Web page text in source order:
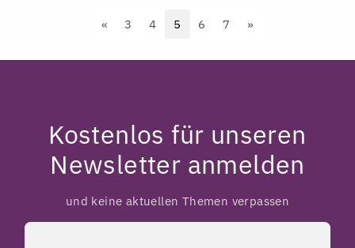
«Previous
3 4 5 6 7 »
Kostenlos für unseren
Newsletter anmelden
und keine aktuellen Themen verpassen